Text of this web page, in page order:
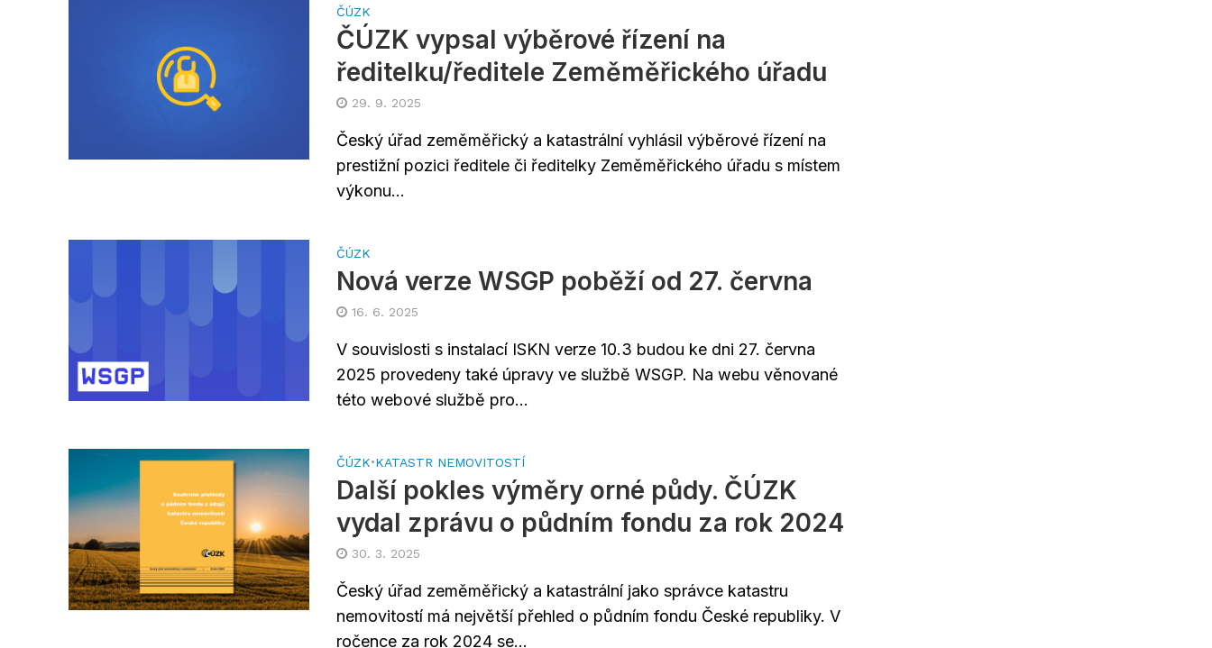
ČÚZK
ČÚZK vypsal výběrové řízení na
ředitelku/ředitele Zeměměřického úřadu
29. 9. 2025
Český úřad zeměměřický a katastrální vyhlásil výběrové řízení na
prestižní pozici ředitele či ředitelky Zeměměřického úřadu s místem
výkonu...
ČÚZK
Nová verze WSGP poběží od 27. června
16. 6. 2025
V souvislosti s instalací ISKN verze 10.3 budou ke dni 27. června
2025 provedeny také úpravy ve službě WSGP. Na webu věnované
této webové službě pro...
ČÚZK•KATASTR NEMOVITOSTÍ
Další pokles výměry orné půdy. ČÚZK
vydal zprávu o půdním fondu za rok 2024
30. 3. 2025
Český úřad zeměměřický a katastrální jako správce katastru
nemovitostí má největší přehled o půdním fondu České republiky. V
ročence za rok 2024 se...